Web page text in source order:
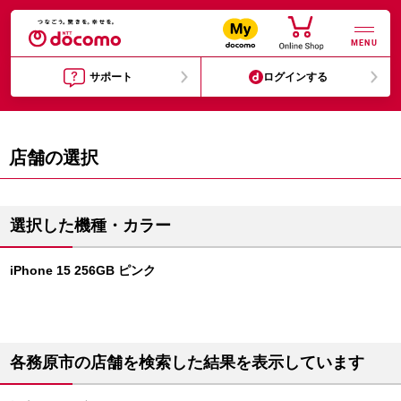
MENU
サポート ログインする
店舗の選択
選択した機種・カラー
iPhone 15 256GB ピンク
各務原市の店舗を検索した結果を表示しています